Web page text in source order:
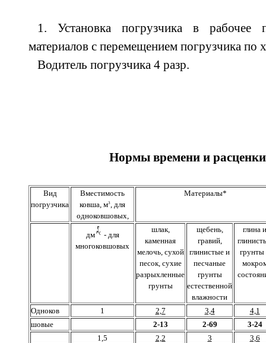
1. Установка погрузчика в рабочее
материалов с перемещением погрузчика по
Водитель погрузчика 4 разр.
Нормы времени и
Вид
погрузчика
Вместимость
ковша, м3, для
одноковшовых,
Материалы*
дм
- для
многоковшовых
шлак,
каменная
мелочь, сухой
песок, сухие
разрыхленные
грунты
щебень,
гравий,
глинистые и
песчаные
грунты
естественной
влажности
глина и
грунты
Одноков 1 2,7 3,4
4,1
шовые
2-13 2-69
3-24
1,5
2,2 3
3,6